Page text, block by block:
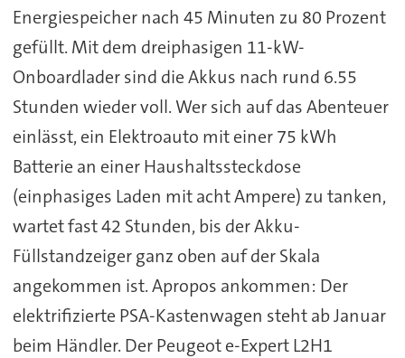
Energiespeicher nach 45 Minuten zu 80 Prozent
gefüllt. Mit dem dreiphasigen 11-kW-
Onboardlader sind die Akkus nach rund 6.55
Stunden wieder voll. Wer sich auf das Abenteuer
einlässt, ein Elektroauto mit einer 75 kWh
Batterie an einer Haushaltssteckdose
(einphasiges Laden mit acht Ampere) zu tanken,
wartet fast 42 Stunden, bis der Akku-
Füllstandzeiger ganz oben auf der Skala
angekommen ist. Apropos ankommen: Der
elektrifizierte PSA-Kastenwagen steht ab Januar
beim Händler. Der Peugeot e-Expert L2H1